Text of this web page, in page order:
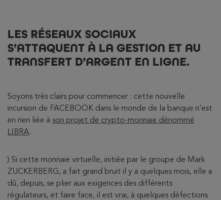
LES RÉSEAUX SOCIAUX
S’ATTAQUENT À LA GESTION ET AU
TRANSFERT D’ARGENT EN LIGNE.
Soyons très clairs pour commencer : cette nouvelle
incursion de FACEBOOK dans le monde de la banque n’est
en rien liée à son projet de crypto-monnaie dénommé
LIBRA.
) Si cette monnaie virtuelle, initiée par le groupe de Mark
ZUCKERBERG, a fait grand bruit il y a quelques mois, elle a
dû, depuis, se plier aux exigences des différents
régulateurs, et faire face, il est vrai, à quelques défections